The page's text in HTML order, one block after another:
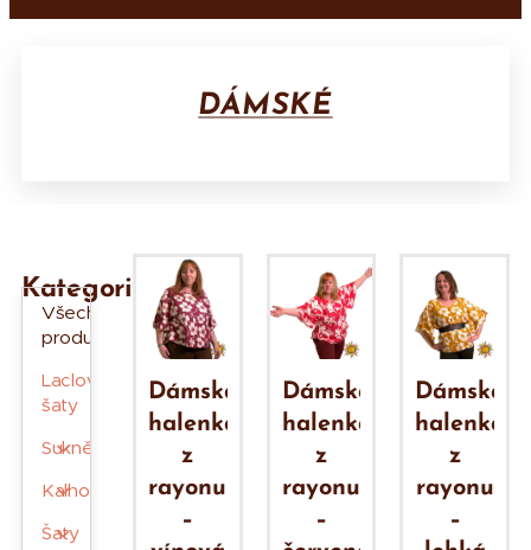
DÁMSKÉ
Kategorie
Všechny
produkty
Laclové
šaty
Sukně
Kalhoty
Šaty
Dámská
halenka
z
rayonu
–
Dámská
halenka
z
rayonu
–
Dámská
halenka
z
rayonu
–